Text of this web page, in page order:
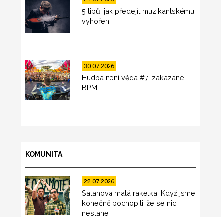
5 tipů, jak předejít muzikantskému
vyhoření
30.07.2026
Hudba není věda #7: zakázané
BPM
KOMUNITA
22.07.2026
Satanova malá raketka: Když jsme
konečně pochopili, že se nic
nestane